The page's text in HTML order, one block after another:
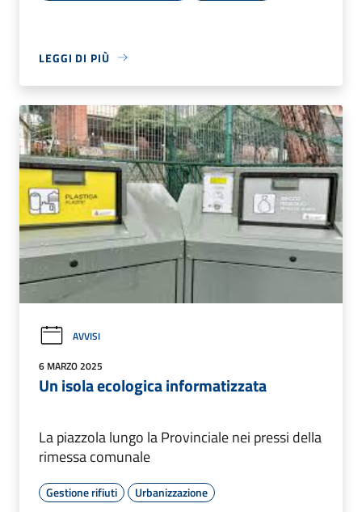
LEGGI DI PIÙ
AVVISI
6 MARZO 2025
Un isola ecologica informatizzata
La piazzola lungo la Provinciale nei pressi della
rimessa comunale
Gestione rifiuti Urbanizzazione